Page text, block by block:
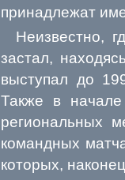
принадлежат
Неизвестно,
застал,
выступал до
Также в
региональных
командных
которых,